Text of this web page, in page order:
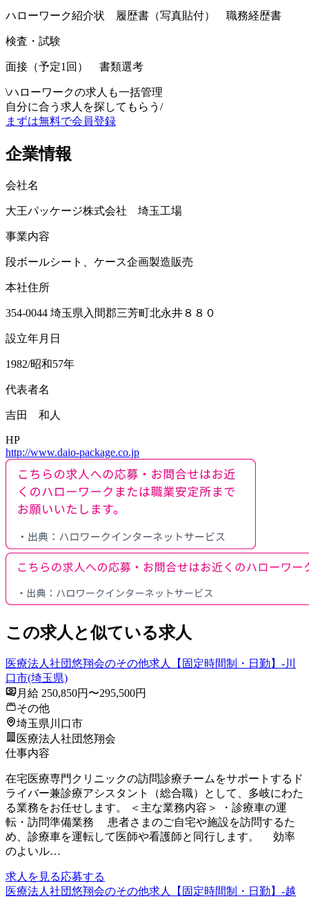
ハローワーク紹介状 履歴書（写真貼付） 職務経歴書
検査・試験
面接（予定1回） 書類選考
\ハローワークの求人も一括管理
自分に合う求人を探してもらう /
まずは無料で会員登録
企業情報
会社名
大王パッケージ株式会社 埼玉工場
事業内容
段ボールシート、ケース企画製造販売
本社住所
354-0044 埼玉県入間郡三芳町北永井８８０
設立年月日
1982/昭和57年
代表者名
吉田 和人
HP
http://www.daio-package.co.jp
この求人と似ている求人
医療法人社団悠翔会のその他求人【固定時間制・日勤】-川
口市(埼玉県)
月給 250,850円〜295,500円
その他
埼玉県川口市
医療法人社団悠翔会
仕事内容
在宅医療専門クリニックの訪問診療チームをサポートするド
ライバー兼診療アシスタント（総合職）として、多岐にわた
る業務をお任せします。 ＜主な業務内容＞ ・診療車の運
転・訪問準備業務 患者さまのご自宅や施設を訪問するた
め、診療車を運転して医師や看護師と同行します。 効率
のよいル…
求人を見る応募する
医療法人社団悠翔会のその他求人【固定時間制・日勤】-越